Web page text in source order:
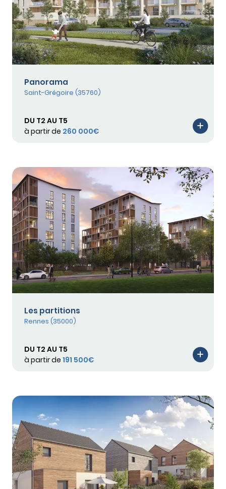
Panorama
Saint-Grégoire (35760)
DU T2 AU T5
à partir de 260 000€
Les partitions
Rennes (35000)
DU T2 AU T5
à partir de 191 500€